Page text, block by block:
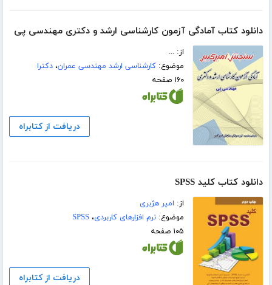
دانلود کتاب آمادگی آزمون کارشناسی ارشد و دکتری مهندسی پی
از: ...
موضوع:کارشناسی ارشد مهندسی عمران،دکترا
۱۶۰ صفحه
دریافت از کتابراه
دانلود کتاب کلید SPSS
از: امیر هژبری
موضوع:نرم افزارهای کاربردی،SPSS
۱۰۵ صفحه
دریافت از کتابراه